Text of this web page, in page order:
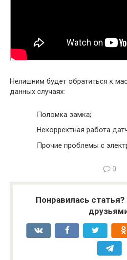
Нелишним будет обратиться к
данных случаях:
Поломка замка;
Некорректная работа
Прочие проблемы с
0
Понравилась